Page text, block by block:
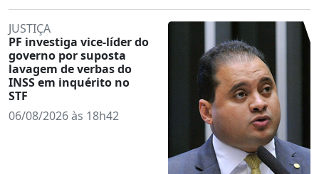
JUSTIÇA
PF investiga vice-líder do
governo por suposta
lavagem de verbas do
INSS em inquérito no
STF
06/08/2026 às 18h42